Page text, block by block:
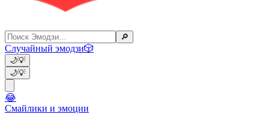
🔎
Случайный эмодзи🎲
🌙💡
🌙💡
😂
Смайлики и эмоции